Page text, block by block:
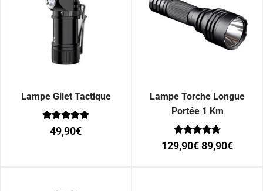
Lampe Gilet Tactique
Note
0
49,90€
Lampe Torche Longue
Portée 1 Km
Note
0
129,90€89,90€